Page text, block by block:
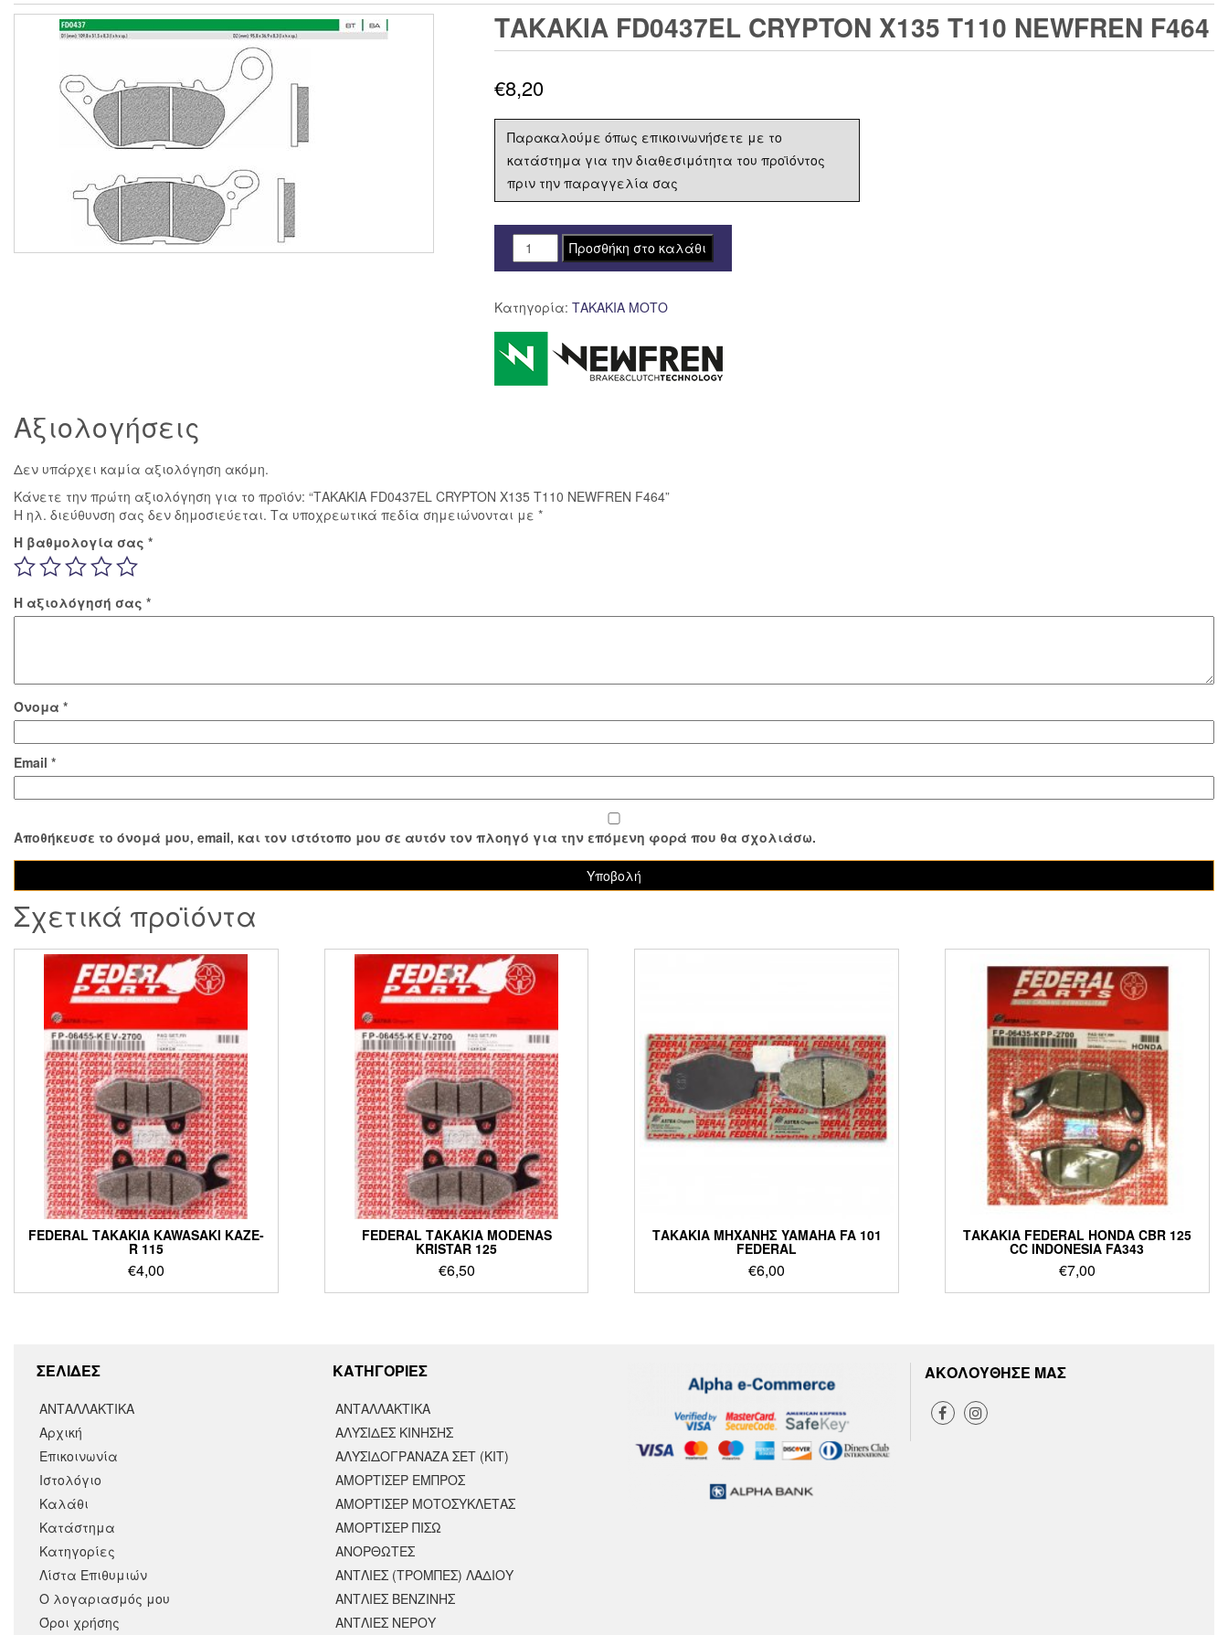
ΤΑΚΑΚΙΑ FD0437EL CRYPTON X135 T110 NEWFREN F464
€8,20
Παρακαλούμε όπως επικοινωνήσετε με το
κατάστημα για την διαθεσιμότητα του προϊόντος
πριν την παραγγελία σας
ΤΑΚΑΚΙΑ
FD0437EL
X135
T110
NEWFREN
F464
Προσθήκη στο καλάθι
Κατηγορία: ΤΑΚΑΚΙΑ ΜΟΤΟ
Αξιολογήσεις
Δεν υπάρχει καμία αξιολόγηση ακόμη.
Κάνετε την πρώτη αξιολόγηση για το προϊόν: “ΤΑΚΑΚΙΑ FD0437EL CRYPTON X135 T110 NEWFREN F464”
Η ηλ. διεύθυνση σας δεν δημοσιεύεται. Τα υποχρεωτικά πεδία σημειώνονται με *
Η βαθμολογία σας *
Η αξιολόγησή σας *
Όνομα *
Email *
Αποθήκευσε το όνομά μου, email, και τον ιστότοπο μου σε αυτόν τον πλοηγό για την επόμενη φορά που θα σχολιάσω.
Σχετικά προϊόντα
FEDERAL ΤΑΚΑΚΙΑ KAWASAKI KAZE-
R 115
€4,00
FEDERAL ΤΑΚΑΚΙΑ MODENAS
KRISTAR 125
€6,50
ΤΑΚΑΚΙΑ ΜΗΧΑΝΗΣ YAMAHA FA 101
FEDERAL
€6,00
ΤΑΚΑΚΙΑ FEDERAL HONDA CBR 125
CC INDONESIA FA343
€7,00
ΣΕΛΙΔΕΣ
ΑΝΤΑΛΛΑΚΤΙΚΑ
Αρχική
Επικοινωνία
Ιστολόγιο
Καλάθι
Κατάστημα
Κατηγορίες
Λίστα Επιθυμιών
Ο λογαριασμός μου
Όροι χρήσης
KΑΤΗΓΟΡΙΕΣ
ΑΝΤΑΛΛΑΚΤΙΚΆ
ΑΛΥΣΙΔΕΣ ΚΙΝΗΣΗΣ
ΑΛΥΣΙΔΟΓΡΑΝΑΖΑ ΣΕΤ (ΚΙΤ)
ΑΜΟΡΤΙΣΕΡ ΕΜΠΡΟΣ
ΑΜΟΡΤΙΣΈΡ ΜΟΤΟΣΥΚΛΈΤΑΣ
ΑΜΟΡΤΙΣΕΡ ΠΙΣΩ
ΑΝΟΡΘΩΤΕΣ
ΑΝΤΛΙΕΣ (ΤΡΟΜΠΕΣ) ΛΑΔΙΟΥ
ΑΝΤΛΙΕΣ ΒΕΝΖΙΝΗΣ
ΑΝΤΛΙΕΣ ΝΕΡΟΥ
ΑΚΟΛΟΥΘΗΣΕ ΜΑΣ